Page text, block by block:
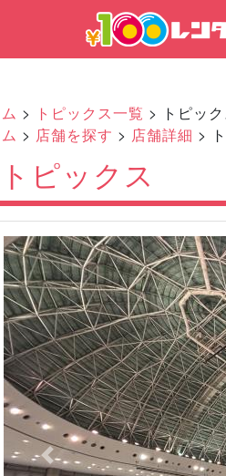
> トピックス一覧 > トピッ
> 店舗を探す > 店舗詳細 >
トピックス
Previous